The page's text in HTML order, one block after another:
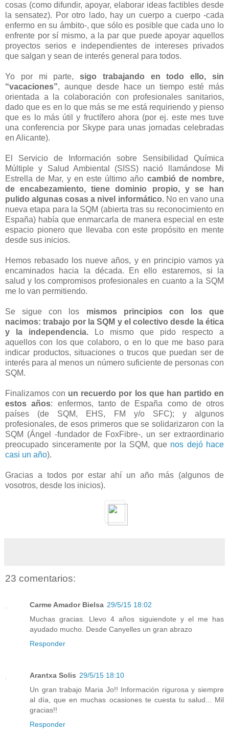
cosas (como difundir, apoyar, elaborar ideas factibles desde
la sensatez). Por otro lado, hay un cuerpo a cuerpo -cada
enfermo en su ámbito-, que sólo es posible que cada uno lo
enfrente por sí mismo, a la par que puede apoyar aquellos
proyectos serios e independientes de intereses privados
que salgan y sean de interés general para todos.
Yo por mi parte,sigo trabajando en todo ello, sin
“vacaciones”, aunque desde hace un tiempo esté más
orientada a la colaboración con profesionales sanitarios,
dado que es en lo que más se me está requiriendo y pienso
que es lo más útil y fructífero ahora (por ej. este mes tuve
una conferencia por Skype para unas jornadas celebradas
en Alicante).
El Servicio de Información sobre Sensibilidad Química
Múltiple y Salud Ambiental (SISS) nació llamándose Mi
Estrella de Mar, y en este último año cambió de nombre,
de encabezamiento, tiene dominio propio, y se han
pulido algunas cosas a nivel informático.No en vano una
nueva etapa para la SQM (abierta tras su reconocimiento en
España) había que enmarcarla de manera especial en este
espacio pionero que llevaba con este propósito en mente
desde sus inicios.
Hemos rebasado los nueve años, y en principio vamos ya
encaminados hacia la década. En ello estaremos, si la
salud y los compromisos profesionales en cuanto a la SQM
me lo van permitiendo.
Se sigue con los mismos principios con los que
nacimos: trabajo por la SQM y el colectivo desde la ética
y la independencia. Lo mismo que pido respecto a
aquellos con los que colaboro, o en lo que me baso para
indicar productos, situaciones o trucos que puedan ser de
interés para al menos un número suficiente de personas con
SQM.
Finalizamos con un recuerdo por los que han partido en
estos años: enfermos, tanto de España como de otros
países (de SQM, EHS, FM y/o SFC); y algunos
profesionales, de esos primeros que se solidarizaron con la
SQM (Ángel -fundador de FoxFibre-, un ser extraordinario
preocupado sinceramente por la SQM, que nos dejó hace
casi un año).
Gracias a todos por estar ahí un año más (algunos de
vosotros, desde los inicios).
23 comentarios:
Carme Amador Bielsa 29/5/15 18:02
Muchas gracias. Llevo 4 años siguiendote y el me has
ayudado mucho. Desde Canyelles un gran abrazo
Responder
Arantxa Solis 29/5/15 18:10
Un gran trabajo Maria Jo!! Información rigurosa y siempre
al día, que en muchas ocasiones te cuesta tu salud... Mil
gracias!!
Responder